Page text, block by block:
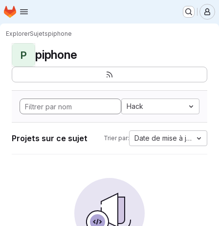
Passer au contenu principal
Page d'accueil
ExplorerSujetspiphone
P piphone
Hack
Projets sur ce sujet Trier par: Date de mise à jour